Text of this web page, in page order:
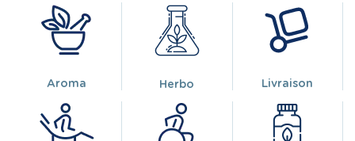
Aroma Herbo Livraison